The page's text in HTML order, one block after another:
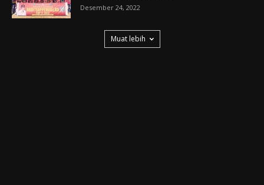
Desember 24, 2022
Muat lebih